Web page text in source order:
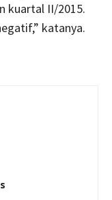
kuartal II/2015.
katanya.